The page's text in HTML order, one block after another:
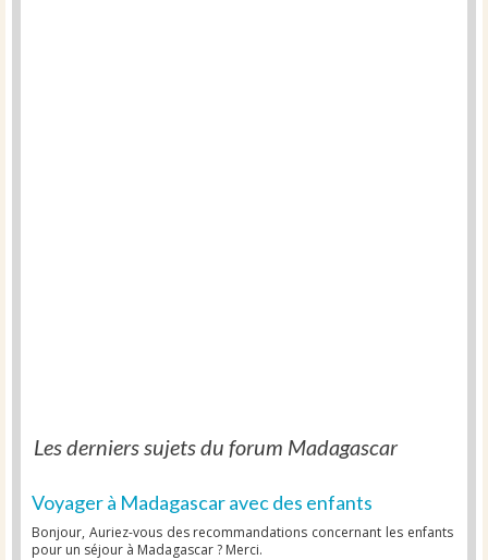
Les derniers sujets du forum Madagascar
Voyager à Madagascar avec des enfants
Bonjour, Auriez-vous des recommandations concernant les enfants
pour un séjour à Madagascar ? Merci.